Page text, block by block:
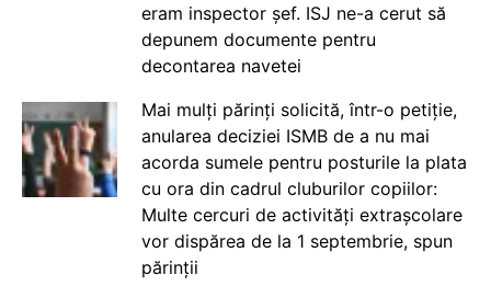
eram inspector șef. ISJ ne-a cerut să
depunem documente pentru
decontarea navetei
Mai mulți părinți solicită, într-o petiție,
anularea deciziei ISMB de a nu mai
acorda sumele pentru posturile la plata
cu ora din cadrul cluburilor copiilor:
Multe cercuri de activități extrașcolare
vor dispărea de la 1 septembrie, spun
părinții